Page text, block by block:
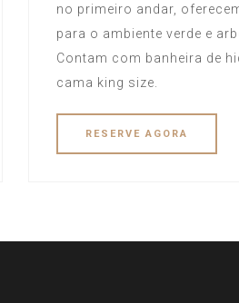
no primeiro andar,
para o ambiente verde e
Contam com banheira de
cama king size.
RESERVEAGORA